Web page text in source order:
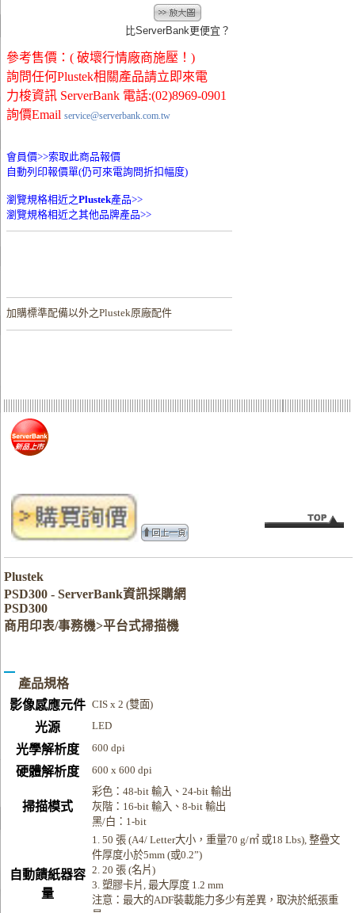
比ServerBank更便宜？
參考售價：( 破壞行情廠商施壓！)
詢問任何Plustek相關產品請立即來電
力梭資訊 ServerBank 電話:(02)8969-0901
詢價Email service@serverbank.com.tw
會員價>>索取此商品報價
自動列印報價單(仍可來電詢問折扣幅度)
瀏覽規格相近之Plustek產品>>
瀏覽規格相近之其他品牌產品>>
加購標準配備以外之Plustek原廠配件
Plustek
PSD300 - ServerBank資訊採購網
PSD300
商用印表/事務機>平台式掃描機
產品規格
影像感應元件 CIS x 2 (雙面)
光源 LED
光學解析度 600 dpi
硬體解析度 600 x 600 dpi
掃描模式
彩色：48-bit 輸入、24-bit 輸出
灰階：16-bit 輸入、8-bit 輸出
黑/白：1-bit
自動饋紙器容
量
1. 50 張 (A4/ Letter大小，重量70 g/㎡ 或18 Lbs), 整疊文
件厚度小於5mm (或0.2”)
2. 20 張 (名片)
3. 塑膠卡片, 最大厚度 1.2 mm
注意：最大的ADF裝載能力多少有差異，取決於紙張重